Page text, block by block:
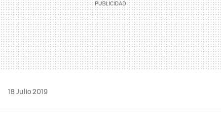
18 Julio 2019